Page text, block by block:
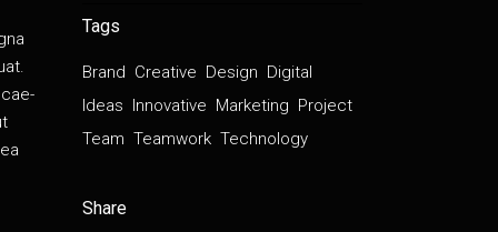
Tags
Brand Creative Design Digital
Ideas Innovative Marketing Project
Team Teamwork Technology
Share